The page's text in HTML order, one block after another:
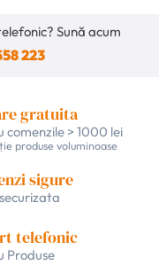
Sună acum
223
gratuita
comenzile > 1000 lei
produse voluminoase
sigure
telefonic
Produse